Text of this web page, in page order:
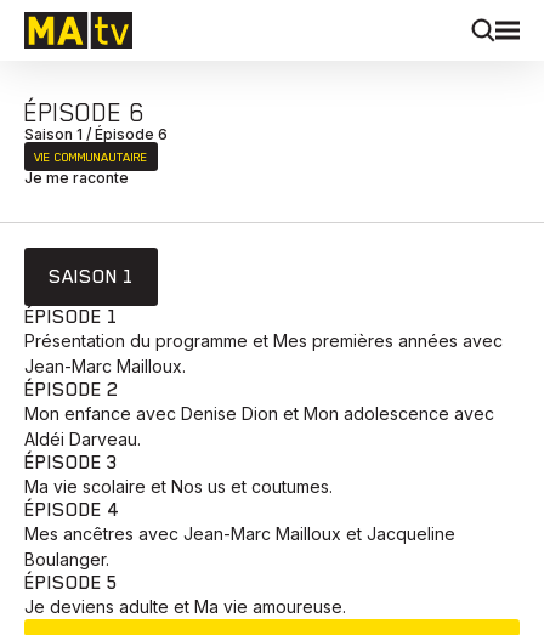
ÉPISODE 6
Saison 1 / Épisode 6
VIE COMMUNAUTAIRE
Je me raconte
SAISON 1
ÉPISODE 1
Présentation du programme et Mes premières années avec
Jean-Marc Mailloux.
ÉPISODE 2
Mon enfance avec Denise Dion et Mon adolescence avec
Aldéi Darveau.
ÉPISODE 3
Ma vie scolaire et Nos us et coutumes.
ÉPISODE 4
Mes ancêtres avec Jean-Marc Mailloux et Jacqueline
Boulanger.
ÉPISODE 5
Je deviens adulte et Ma vie amoureuse.